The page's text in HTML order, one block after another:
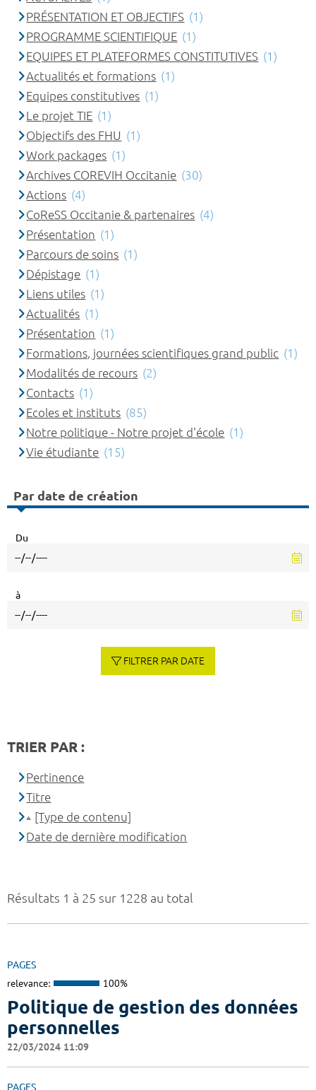
Résultats 1 à 25 sur 1228 au total
PAGES
relevance: 100%
Politique de gestion des données
personnelles
22/03/2024 11:09
PAGES
PRÉSENTATION ET OBJECTIFS (1)
PROGRAMME SCIENTIFIQUE (1)
EQUIPES ET PLATEFORMES CONSTITUTIVES (1)
Actualités et formations (1)
Equipes constitutives (1)
Le projet TIE (1)
Objectifs des FHU (1)
Work packages (1)
Archives COREVIH Occitanie (30)
Actions (4)
CoReSS Occitanie & partenaires (4)
Présentation (1)
Parcours de soins (1)
Dépistage (1)
Liens utiles (1)
Actualités (1)
Présentation (1)
Formations, journées scientifiques grand public (1)
Modalités de recours (2)
Contacts (1)
Ecoles et instituts (85)
Notre politique - Notre projet d'école (1)
Vie étudiante (15)
Par date de création
Du
à
FILTRER PAR DATE
TRIER PAR :
Pertinence
Titre
[Type de contenu]
Date de dernière modification